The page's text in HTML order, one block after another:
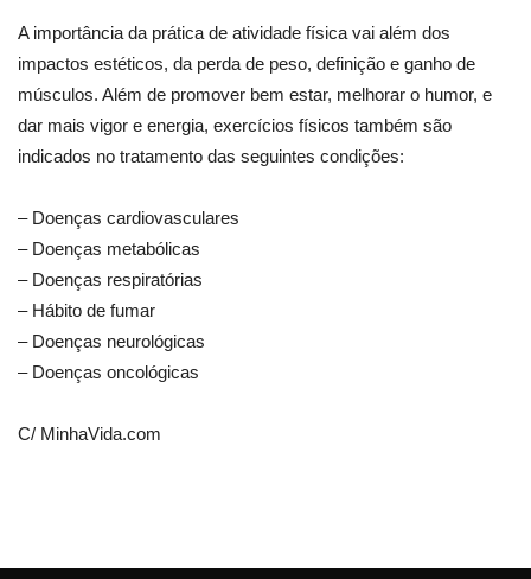
A importância da prática de atividade física vai além dos
impactos estéticos, da perda de peso, definição e ganho de
músculos. Além de promover bem estar, melhorar o humor, e
dar mais vigor e energia, exercícios físicos também são
indicados no tratamento das seguintes condições:
– Doenças cardiovasculares
– Doenças metabólicas
– Doenças respiratórias
– Hábito de fumar
– Doenças neurológicas
– Doenças oncológicas
C/ MinhaVida.com